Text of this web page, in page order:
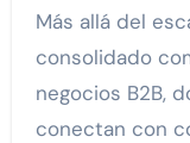
Más allá del
consolidado
negocios B2B,
conectan con